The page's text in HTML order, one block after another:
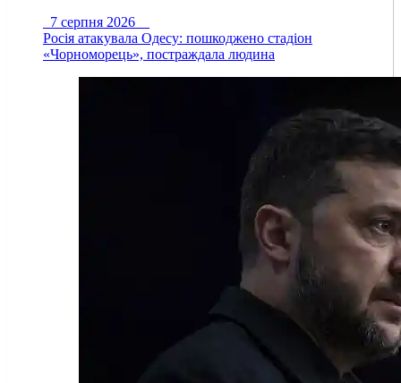
7 серпня 2026
Росія атакувала Одесу: пошкоджено стадіон
«Чорноморець», постраждала людина